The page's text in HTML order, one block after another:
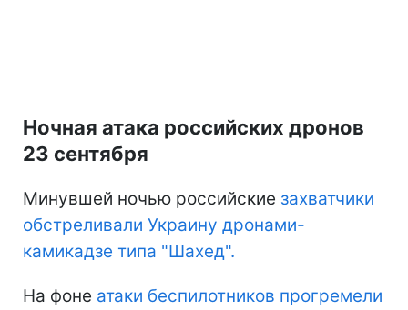
Ночная атака российских дронов
23 сентября
Минувшей ночью российские захватчики
обстреливали Украину дронами-
камикадзе типа "Шахед".
На фоне атаки беспилотников прогремели